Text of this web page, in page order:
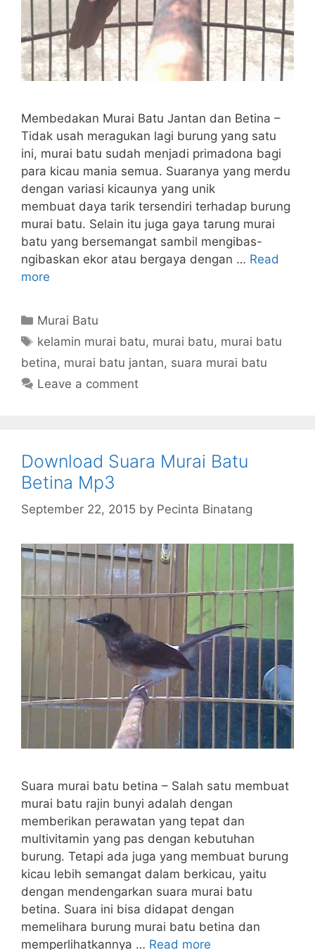
Membedakan Murai Batu Jantan dan Betina –
Tidak usah meragukan lagi burung yang satu
ini, murai batu sudah menjadi primadona bagi
para kicau mania semua. Suaranya yang merdu
dengan variasi kicaunya yang unik
membuat daya tarik tersendiri terhadap burung
murai batu. Selain itu juga gaya tarung murai
batu yang bersemangat sambil mengibas-
ngibaskan ekor atau bergaya dengan … Read
more
Categories
Murai Batu
Tags
kelamin murai batu, murai batu, murai batu
betina, murai batu jantan, suara murai batu
Leave a comment
Download Suara Murai Batu
Betina Mp3
September 22, 2015 by Pecinta Binatang
Suara murai batu betina – Salah satu membuat
murai batu rajin bunyi adalah dengan
memberikan perawatan yang tepat dan
multivitamin yang pas dengan kebutuhan
burung. Tetapi ada juga yang membuat burung
kicau lebih semangat dalam berkicau, yaitu
dengan mendengarkan suara murai batu
betina. Suara ini bisa didapat dengan
memelihara burung murai batu betina dan
memperlihatkannya … Read more